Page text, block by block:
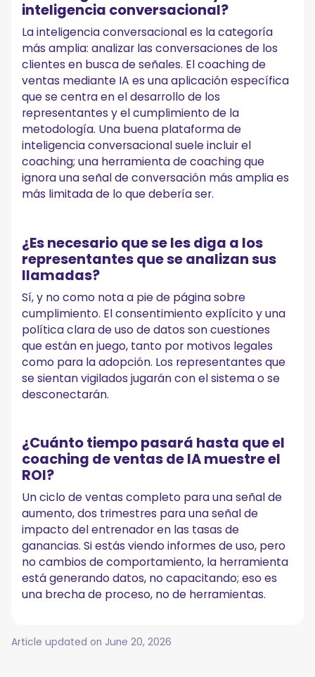
inteligencia conversacional?
La inteligencia conversacional es la categoría
más amplia: analizar las conversaciones de los
clientes en busca de señales. El coaching de
ventas mediante IA es una aplicación específica
que se centra en el desarrollo de los
representantes y el cumplimiento de la
metodología. Una buena plataforma de
inteligencia conversacional suele incluir el
coaching; una herramienta de coaching que
ignora una señal de conversación más amplia es
más limitada de lo que debería ser.
¿Es necesario que se les diga a los
representantes que se analizan sus
llamadas?
Sí, y no como nota a pie de página sobre
cumplimiento. El consentimiento explícito y una
política clara de uso de datos son cuestiones
que están en juego, tanto por motivos legales
como para la adopción. Los representantes que
se sientan vigilados jugarán con el sistema o se
desconectarán.
¿Cuánto tiempo pasará hasta que el
coaching de ventas de IA muestre el
ROI?
Un ciclo de ventas completo para una señal de
aumento, dos trimestres para una señal de
impacto del entrenador en las tasas de
ganancias. Si estás viendo informes de uso, pero
no cambios de comportamiento, la herramienta
está generando datos, no capacitando; eso es
una brecha de proceso, no de herramientas.
Article updated on June 20, 2026